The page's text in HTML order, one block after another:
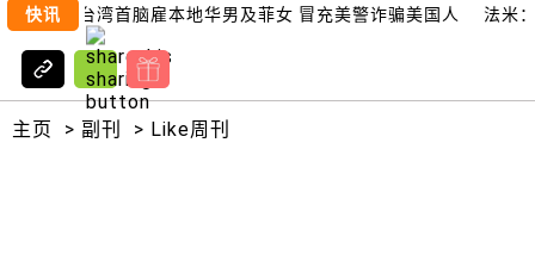
快讯
家｜2台湾首脑雇本地华男及菲女 冒充美警诈骗美国人 法米：
主页 > 副刊 > Like周刊